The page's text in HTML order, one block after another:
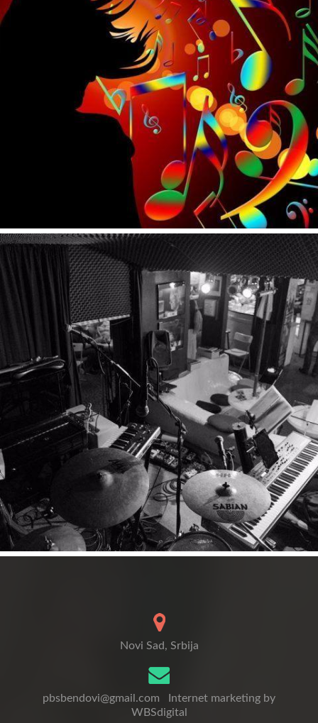
Novi Sad, Srbija
pbsbendovi@gmail.com
Internet marketing by
WBSdigital